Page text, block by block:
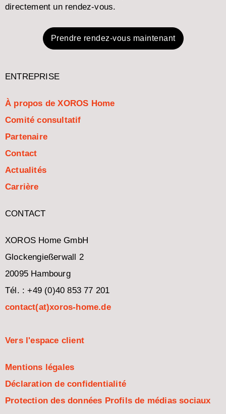
directement un rendez-vous.
Prendre rendez-vous maintenant
ENTREPRISE
À propos de XOROS Home
Comité consultatif
Partenaire
Contact
Actualités
Carrière
CONTACT
XOROS Home GmbH
Glockengießerwall 2
20095 Hambourg
Tél. : +49 (0)40 853 77 201
contact(at)xoros-home.de
Vers l'espace client
Mentions légales
Déclaration de confidentialité
Protection des données Profils de médias sociaux